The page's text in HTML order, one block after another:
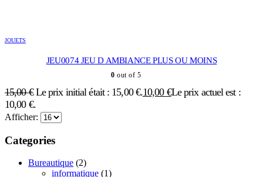
JOUETS
JEU0074 JEU D AMBIANCE PLUS OU MOINS
0 out of 5
15,00€ Le prix initial était : 15,00 €.10,00 €Le prix actuel est :
10,00 €.
Afficher:
Categories
Bureautique (2)
informatique (1)